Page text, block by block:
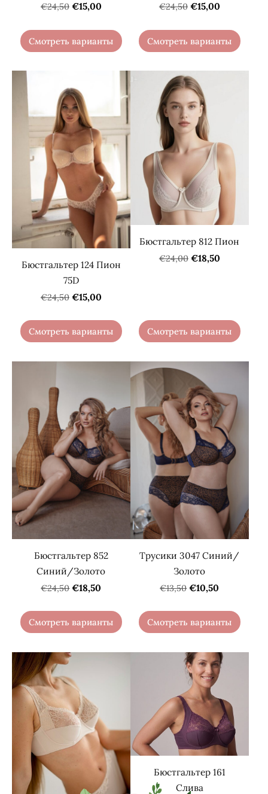
€24,50 €15,00
Смотреть варианты
€24,50 €15,00
Смотреть варианты
Бюстгальтер 124 Пион
75D
€24,50 €15,00
Смотреть варианты
Бюстгальтер 812 Пион
€24,00 €18,50
Смотреть варианты
Бюстгальтер 852
Синий/Золото
€24,50 €18,50
Смотреть варианты
Трусики 3047 Синий/
Золото
€13,50 €10,50
Смотреть варианты
Бюстгальтер 161
Слива